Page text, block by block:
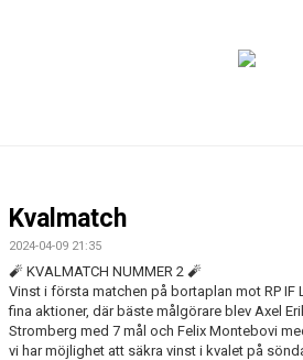
KALENDER
KONTAKT
SPONSORER
Kvalmatch
2024-04-09 21:35
🧨 KVALMATCH NUMMER 2 🧨
Vinst i första matchen på bortaplan mot RP IF
fina aktioner, där bäste målgörare blev Axel
Stromberg med 7 mål och Felix Montebovi
vi har möjlighet att säkra vinst i kvalet på